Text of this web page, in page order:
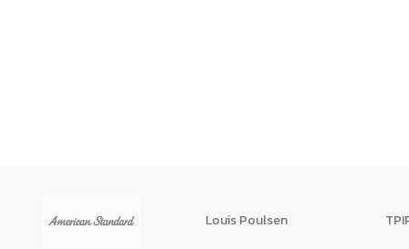
Louis Poulsen